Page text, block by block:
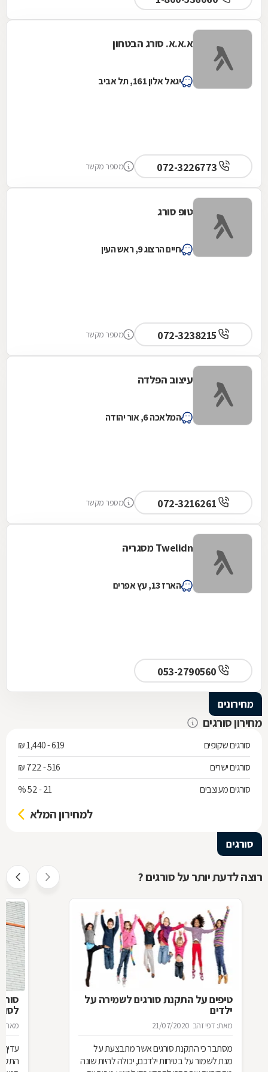
א.א.א. סורג הבטחון
יגאל אלון 161, תל אביב
מספר מקשר
טופ סורג
חיים הרצוג 9, ראש העין
מספר מקשר
עיצוב הפלדה
המלאכה 6, אור יהודה
מספר מקשר
Twelidn מסגריה
הארז 13, עץ אפרים
מחירונים
מחירון סורגים
סורגים שקופים
619 - 1,440 ₪
סורגים ישרים
516 - 722 ₪
סורגים מעוצבים
21 - 52 %
למחירון המלא
סורגים
רוצה לדעת יותר על סורגים ?
טיפים על התקנת סורגים לשמירה על
ילדים
מאת: דפי זהב 21/07/2020
מסתבר כי התקנת סורגים אשר מתבצעת על
מנת לשמור על בטיחות ילדכם, יכולה להיות שונה
מאת: